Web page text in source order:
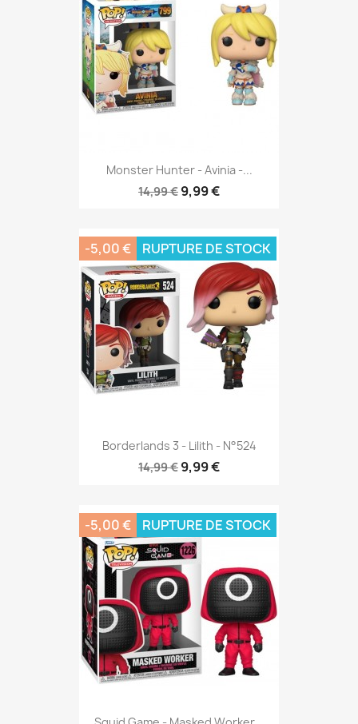
Monster Hunter - Avinia -...
14,99 € 9,99 €
Borderlands 3 - Lilith - N°524
14,99 € 9,99 €
-5,00 € RUPTURE DE STOCK
-5,00 € RUPTURE DE STOCK